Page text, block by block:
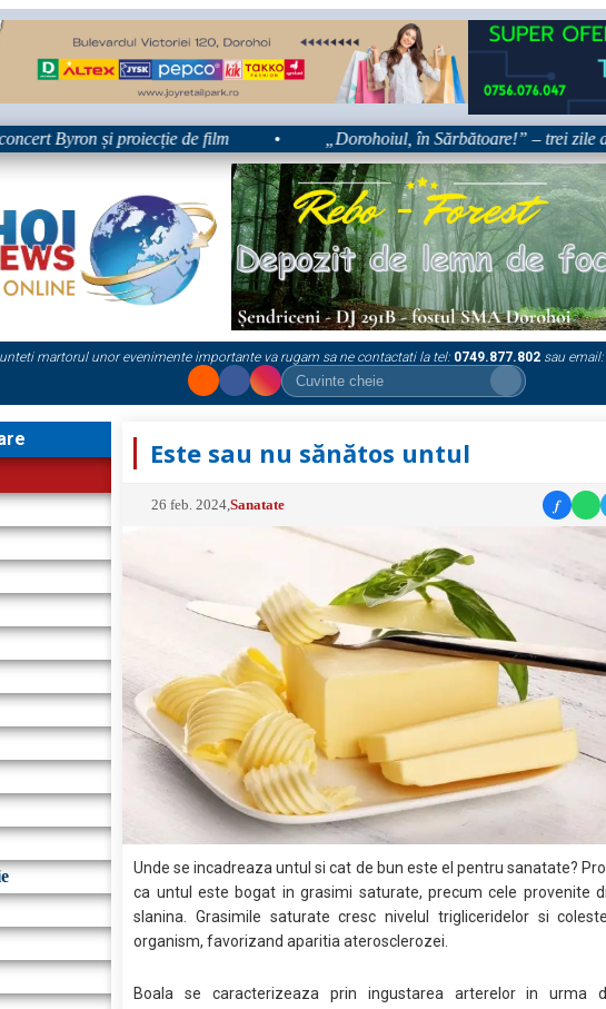
Byron și proiecție de film • „Dorohoiul, în Sărbătoare!” – trei zile
martorul unor evenimente importante va rugam sa ne contactati la tel: 0749.877.802 sau email:
Este sau nu sănătos untul
26 feb. 2024 ,Sanatate f
Unde se incadreaza untul si cat de bun este el pentru sanatate?
ca untul este bogat in grasimi saturate, precum cele provenite
slanina. Grasimile saturate cresc nivelul trigliceridelor si
organism, favorizand aparitia aterosclerozei.
Boala se caracterizeaza prin ingustarea arterelor in urma